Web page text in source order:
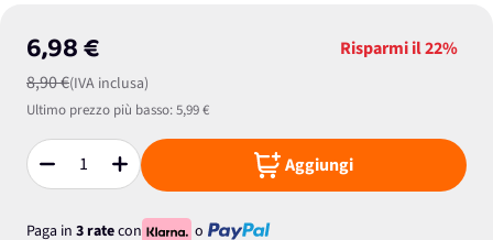
6,98 €
8,90 €(IVA inclusa)
Risparmi il22%
Ultimo prezzo più basso:5,99 €
Quantità Aggiungi
Paga in 3 ratecon
o